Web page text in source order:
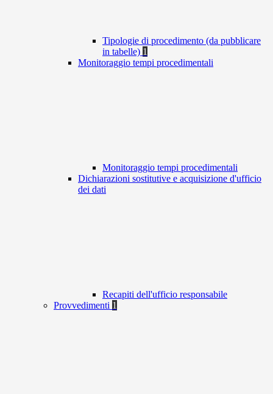
Tipologie di procedimento (da pubblicare
in tabelle) 1
Monitoraggio tempi procedimentali
Monitoraggio tempi procedimentali
Dichiarazioni sostitutive e acquisizione d'ufficio
dei dati
Recapiti dell'ufficio responsabile
Provvedimenti 1